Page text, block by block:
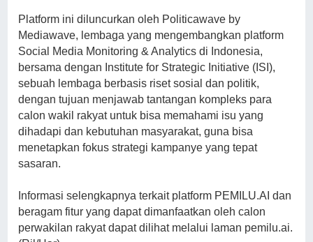
Platform ini diluncurkan oleh Politicawave by
Mediawave, lembaga yang mengembangkan platform
Social Media Monitoring & Analytics di Indonesia,
bersama dengan Institute for Strategic Initiative (ISI),
sebuah lembaga berbasis riset sosial dan politik,
dengan tujuan menjawab tantangan kompleks para
calon wakil rakyat untuk bisa memahami isu yang
dihadapi dan kebutuhan masyarakat, guna bisa
menetapkan fokus strategi kampanye yang tepat
sasaran.
Informasi selengkapnya terkait platform PEMILU.AI dan
beragam fitur yang dapat dimanfaatkan oleh calon
perwakilan rakyat dapat dilihat melalui laman pemilu.ai.